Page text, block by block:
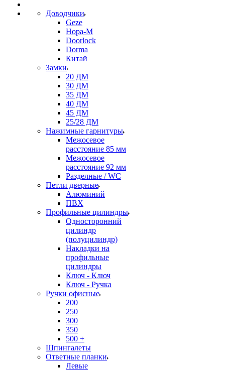
Доводчики
Geze
Нора-М
Doorlock
Dorma
Китай
Замки
20 ДМ
30 ДМ
35 ДМ
40 ДМ
45 ДМ
25/28 ДМ
Нажимные гарнитуры
Межосевое
расстояние 85 мм
Межосевое
расстояние 92 мм
Разделные / WC
Петли дверные
Алюминий
ПВХ
Профильные цилиндры
Односторонний
цилиндр
(полуцилиндр)
Накладки на
профильные
цилиндры
Ключ - Ключ
Ключ - Ручка
Ручки офисные
200
250
300
350
500 +
Шпингалеты
Ответные планки
Левые